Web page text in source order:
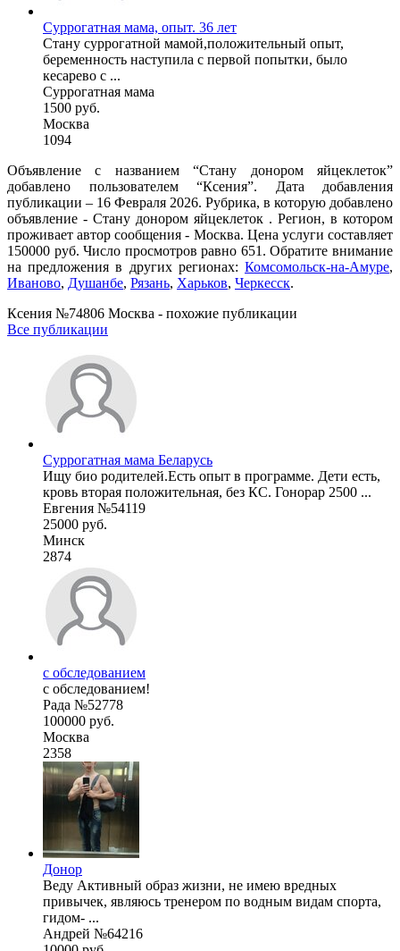
Суррогатная мама, опыт. 36 лет
Стану суррогатной мамой,положительный опыт,
беременность наступила с первой попытки, было
кесарево с ...
Суррогатная мама
1500 руб.
Москва
1094
Объявление с названием “Стану донором яйцеклеток”
добавлено пользователем “Ксения”. Дата добавления
публикации – 16 Февраля 2026. Рубрика, в которую добавлено
объявление - Стану донором яйцеклеток . Регион, в котором
проживает автор сообщения - Москва. Цена услуги составляет
150000 руб. Число просмотров равно 651. Обратите внимание
на предложения в других регионах: Комсомольск-на-Амуре,
Иваново, Душанбе, Рязань, Харьков, Черкесск.
Ксения №74806 Москва - похожие публикации
Все публикации
Суррогатная мама Беларусь
Ищу био родителей.Есть опыт в программе. Дети есть,
кровь вторая положительная, без КС. Гонорар 2500 ...
Евгения №54119
25000 руб.
Минск
2874
с обследованием
с обследованием!
Рада №52778
100000 руб.
Москва
2358
Донор
Веду Активный образ жизни, не имею вредных
привычек, являюсь тренером по водным видам спорта,
гидом- ...
Андрей №64216